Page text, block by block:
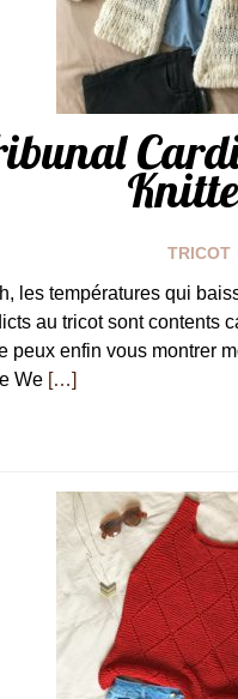
TRICOT
les températures qui
au tricot sont contents
peux enfin vous montrer
We […]